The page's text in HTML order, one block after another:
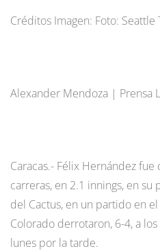
Créditos Imagen: Foto: Seattle
Alexander Mendoza | Prensa
Caracas.- Félix Hernández
carreras, en 2.1 innings, en
del Cactus, en un partido en
Colorado derrotaron, 6-4, a
lunes por la tarde.